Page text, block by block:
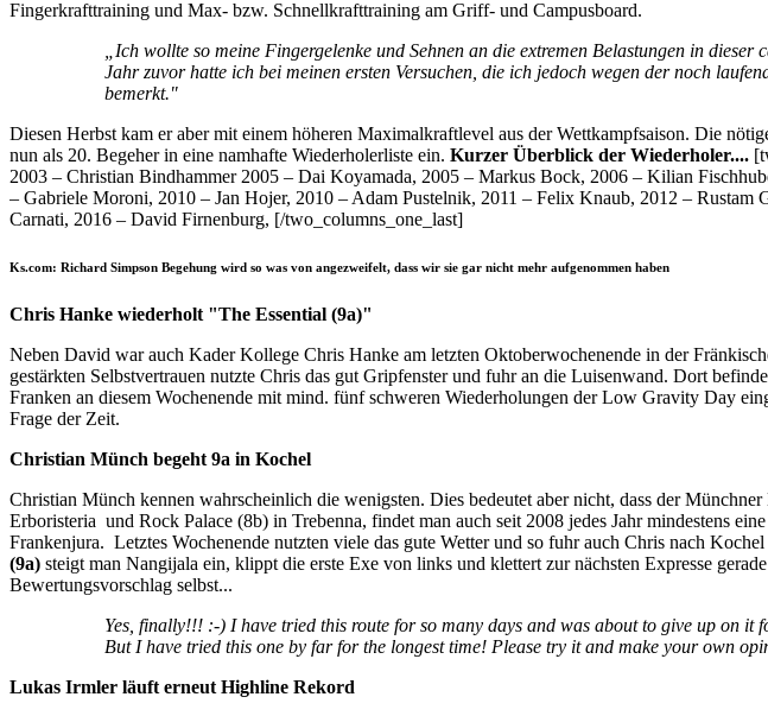
Fingerkrafttraining und Max- bzw. Schnellkrafttraining am Griff- und Campusboard.
„Ich wollte so meine Fingergelenke und Sehnen an die extremen Belastungen in
Jahr zuvor hatte ich bei meinen ersten Versuchen, die ich jedoch wegen der noch
bemerkt."
Diesen Herbst kam er aber mit einem höheren Maximalkraftlevel aus der Wettkampfsaison. Die
nun als 20. Begeher in eine namhafte Wiederholerliste ein. Kurzer Überblick der Wiederholer....
2003 – Christian Bindhammer 2005 – Dai Koyamada, 2005 – Markus Bock, 2006 – Kilian
– Gabriele Moroni, 2010 – Jan Hojer, 2010 – Adam Pustelnik, 2011 – Felix Knaub, 2012 –
Carnati, 2016 – David Firnenburg, [/two_columns_one_last]
Ks.com: Richard Simpson Begehung wird so was von angezweifelt, dass wir sie gar nicht mehr aufgenommen haben
Chris Hanke wiederholt "The Essential (9a)"
Neben David war auch Kader Kollege Chris Hanke am letzten Oktoberwochenende in der
gestärkten Selbstvertrauen nutzte Chris das gut Gripfenster und fuhr an die Luisenwand. Dort
Franken an diesem Wochenende mit mind. fünf schweren Wiederholungen der Low Gravity Day
Frage der Zeit.
Christian Münch begeht 9a in Kochel
Christian Münch kennen wahrscheinlich die wenigsten. Dies bedeutet aber nicht, dass der
Erboristeria und Rock Palace (8b) in Trebenna, findet man auch seit 2008 jedes Jahr mindestens
Frankenjura. Letztes Wochenende nutzten viele das gute Wetter und so fuhr auch Chris nach
(9a) steigt man Nangijala ein, klippt die erste Exe von links und klettert zur nächsten Expresse
Bewertungsvorschlag selbst...
Yes, finally!!! :-) I have tried this route for so many days and was about to give up on
But I have tried this one by far for the longest time! Please try it and make your own
Lukas Irmler läuft erneut Highline Rekord